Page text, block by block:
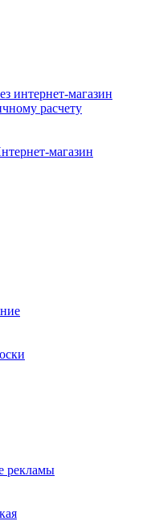
интернет-магазин
расчету
магазин
рекламы